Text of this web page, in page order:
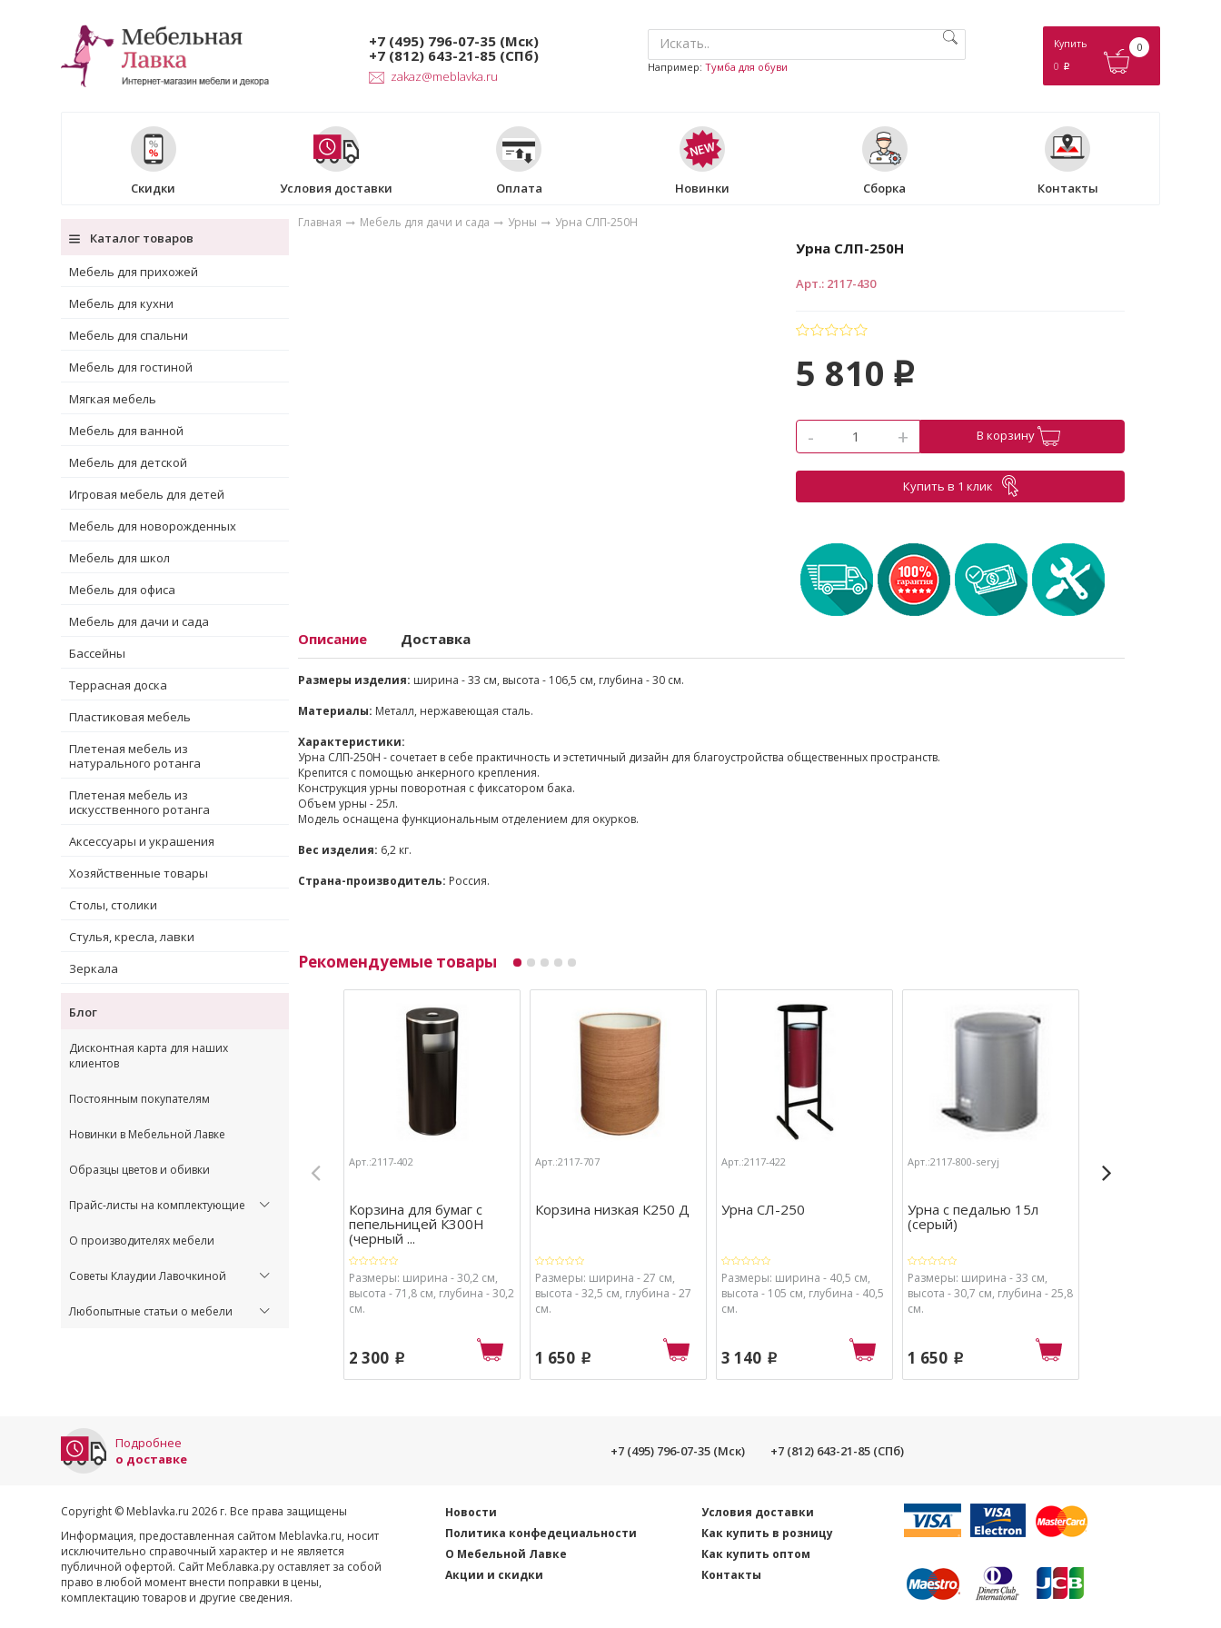
+7 (495) 796-07-35 (Мск)
+7 (812) 643-21-85 (СПб)
zakaz@meblavka.ru
Например: Тумба для обуви
Купить
0 p
0
Скидки Условия доставки Оплата Новинки Сборка Контакты
Каталог товаров
Мебель для прихожей
Мебель для кухни
Мебель для спальни
Мебель для гостиной
Мягкая мебель
Мебель для ванной
Мебель для детской
Игровая мебель для детей
Мебель для новорожденных
Мебель для школ
Мебель для офиса
Мебель для дачи и сада
Бассейны
Террасная доска
Пластиковая мебель
Плетеная мебель из
натурального ротанга
Плетеная мебель из
искусственного ротанга
Аксессуары и украшения
Хозяйственные товары
Столы, столики
Стулья, кресла, лавки
Зеркала
Блог
Дисконтная карта для наших
клиентов
Постоянным покупателям
Новинки в Мебельной Лавке
Образцы цветов и обивки
Прайс-листы на комплектующие
О производителях мебели
Советы Клаудии Лавочкиной
Любопытные статьи о мебели
Главная Мебель для дачи и сада Урны Урна СЛП-250Н
Урна СЛП-250Н
Арт.: 2117-430
5 810 p
- + В корзину
Купить в 1 клик
Описание Доставка
Размеры изделия: ширина - 33 см, высота - 106,5 см, глубина - 30 см.
Материалы: Металл, нержавеющая сталь.
Характеристики:
Урна СЛП-250Н - сочетает в себе практичность и эстетичный дизайн для благоустройства общественных пространств.
Крепится с помощью анкерного крепления.
Конструкция урны поворотная с фиксатором бака.
Объем урны - 25л.
Модель оснащена функциональным отделением для окурков.
Вес изделия: 6,2 кг.
Страна-производитель: Россия.
Рекомендуемые товары
Арт.:2117-402
Корзина для бумаг с
пепельницей К300Н
(черный ...
Размеры: ширина - 30,2 см,
высота - 71,8 см, глубина - 30,2
см.
2 300 p
Арт.:2117-707
Корзина низкая К250 Д
Размеры: ширина - 27 см,
высота - 32,5 см, глубина - 27
см.
1 650 p
Арт.:2117-422
Урна СЛ-250
Размеры: ширина - 40,5 см,
высота - 105 см, глубина - 40,5
см.
3 140 p
Арт.:2117-800-seryj
Урна с педалью 15л
(серый)
Размеры: ширина - 33 см,
высота - 30,7 см, глубина - 25,8
см.
1 650 p
Подробнее
о доставке
+7 (495) 796-07-35 (Мск) +7 (812) 643-21-85 (СПб)
Copyright © Meblavka.ru 2026 г. Все права защищены
Информация, предоставленная сайтом Meblavka.ru, носит
исключительно справочный характер и не является
публичной офертой. Сайт Меблавка.ру оставляет за собой
право в любой момент внести поправки в цены,
комплектацию товаров и другие сведения.
Новости
Политика конфедециальности
О Мебельной Лавке
Акции и скидки
Условия доставки
Как купить в розницу
Как купить оптом
Контакты